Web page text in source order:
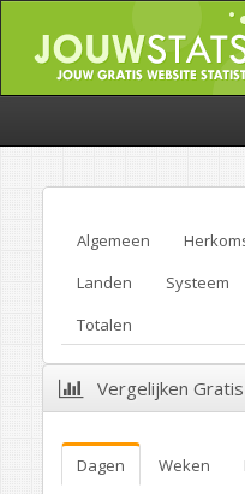
Algemeen
Landen
Systeem
Totalen
Vergelijken
Dagen Weken